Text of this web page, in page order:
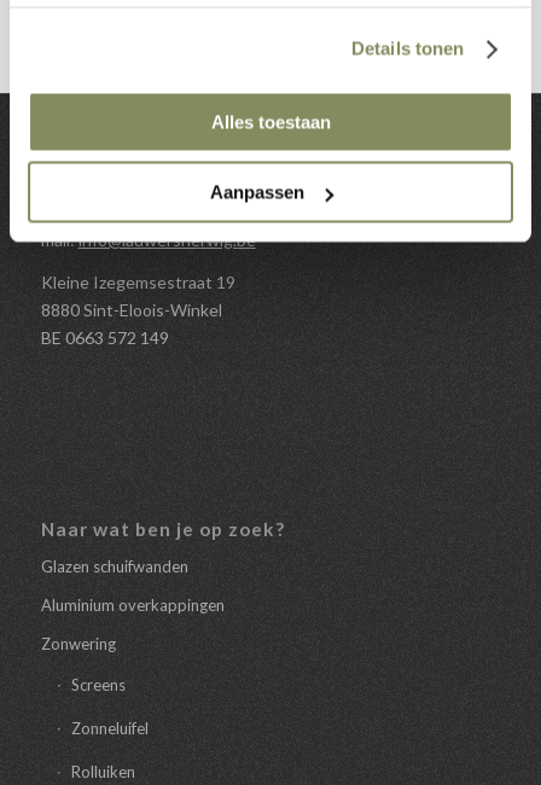
Details tonen
Alles toestaan
Aanpassen
mail:info@lauwersherwig.be
Kleine Izegemsestraat 19
8880 Sint-Eloois-Winkel
BE 0663 572 149
Naar wat ben je op zoek?
Glazen schuifwanden
Aluminium overkappingen
Zonwering
Screens
Zonneluifel
Rolluiken